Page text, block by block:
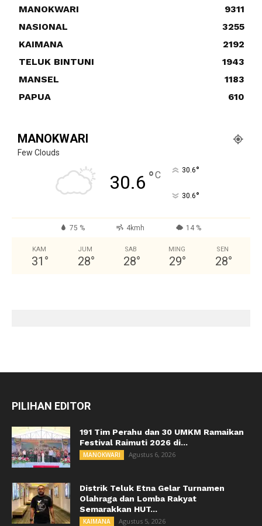
MANOKWARI
9311
NASIONAL
3255
KAIMANA
2192
TELUK BINTUNI
1943
MANSEL
1183
PAPUA
610
MANOKWARI
Few Clouds
30.6 °C 30.6°
30.6°
75 % 4kmh 14 %
KAM
31 °
JUM
28°
SAB
28°
MING
29°
SEN
28°
PILIHAN EDITOR
191 Tim Perahu dan 30 UMKM Ramaikan
Festival Raimuti 2026 di...
MANOKWARI Agustus 6, 2026
Distrik Teluk Etna Gelar Turnamen
Olahraga dan Lomba Rakyat
Semarakkan HUT...
KAIMANA Agustus 5, 2026